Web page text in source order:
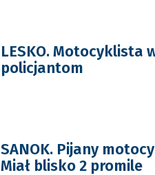
LESKO. Motocyklista
policjantom
SANOK. Pijany
Miał blisko 2 promile